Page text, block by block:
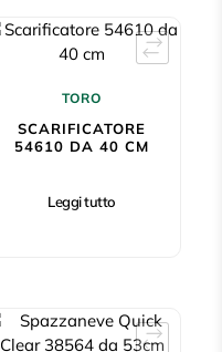
TORO
SCARIFICATORE
54610 DA 40 CM
Leggi tutto